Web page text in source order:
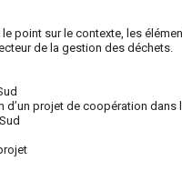
point sur le contexte, les
de la gestion des déchets.
projet de coopération dans